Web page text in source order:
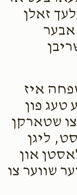
זאלן
איז
טעג פון
צו שטארקן
ליגן
און
שווער צו